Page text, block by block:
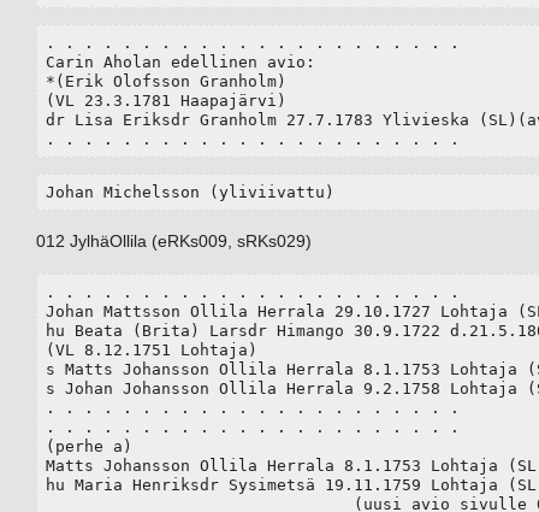
. . . . . . . . . . . . . . . . . . . . . .
Carin Aholan edellinen avio:
*(Erik Olofsson Granholm)
(VL 23.3.1781 Haapajärvi)
dr Lisa Eriksdr Granholm 27.7.1783 Ylivieska
. . . . . . . . . . . . . . . . . . . . . .
Johan Michelsson (yliviivattu)
012 JylhäOllila (eRKs009, sRKs029)
. . . . . . . . . . . . . . . . . . . . . .
Johan Mattsson Ollila Herrala 29.10.1727 Lohtaja
hu Beata (Brita) Larsdr Himango 30.9.1722
(VL 8.12.1751 Lohtaja)
s Matts Johansson Ollila Herrala 8.1.1753 Lohtaja
s Johan Johansson Ollila Herrala 9.2.1758 Lohtaja
. . . . . . . . . . . . . . . . . . . . . .
. . . . . . . . . . . . . . . . . . . . . .
(perhe a)
Matts Johansson Ollila Herrala 8.1.1753 Lohtaja
hu Maria Henriksdr Sysimetsä 19.11.1759 Lohtaja